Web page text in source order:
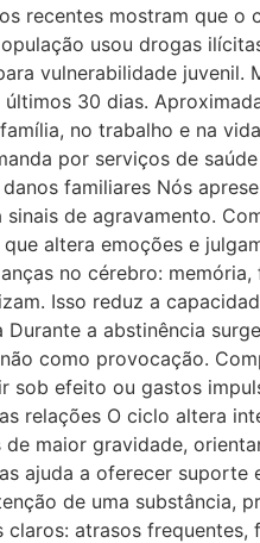
recentes mostram que o
usou drogas
vulnerabilidade juvenil.
30 dias.
no trabalho e na
por serviços de
familiares Nós
de agravamento.
altera emoções e
no cérebro:
Isso reduz a
a abstinência
como provocação.
sob efeito ou gastos
relações O ciclo altera
maior gravidade,
ajuda a oferecer suporte
de uma substância,
atrasos frequentes,